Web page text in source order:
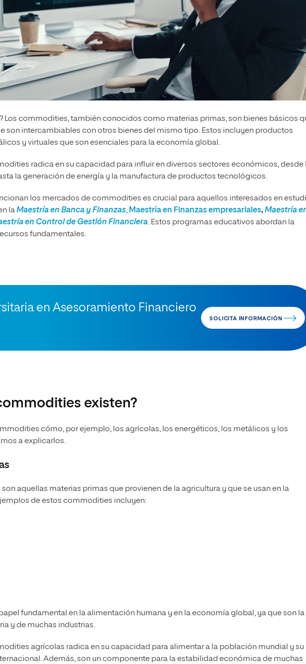
? Los commodities, también conocidos como materias primas, son bienes básicos
son intercambiables con otros bienes del mismo tipo. Estos incluyen productos
y virtuales que son esenciales para la economía global.
radica en su capacidad para influir en diversos sectores económicos, desde
la generación de energía y la manufactura de productos tecnológicos.
los mercados de commodities es crucial para aquellos interesados en
laMaestría en Banca y Finanzas, Maestría en Finanzas empresariales,Maestría
en Control de Gestión Financiera. Estos programas educativos abordan la
fundamentales.
en Asesoramiento Financiero
SOLICITA INFORMACIÓN
existen?
cómo, por ejemplo, los agrícolas, los energéticos, los metálicos y los
a explicarlos.
son aquellas materias primas que provienen de la agricultura y que se usan en la
de estos commodities incluyen:
fundamental en la alimentación humana y en la economía global, ya que son la
y de muchas industrias.
agrícolas radica en su capacidad para alimentar a la población mundial y su
Además, son un componente para la estabilidad económica de muchas